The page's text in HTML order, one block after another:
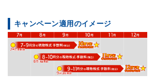
キャンペーン適用のイメージ